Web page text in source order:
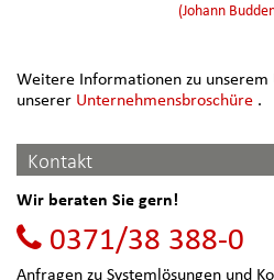
(Johann
Weitere Informationen zu
unserer Unternehmensbroschüre .
Kontakt
Wir beraten Sie gern!
0371/38 388-0
Anfragen zu Systemlösungen und